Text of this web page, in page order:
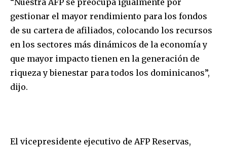
“Nuestra AFP se preocupa igualmente por
gestionar el mayor rendimiento para los fondos
de su cartera de afiliados, colocando los recursos
en los sectores más dinámicos de la economía y
que mayor impacto tienen en la generación de
riqueza y bienestar para todos los dominicanos”,
dijo.
El vicepresidente ejecutivo de AFP Reservas,